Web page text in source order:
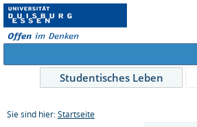
Studentisches Leben
Sie sind hier: Startseite